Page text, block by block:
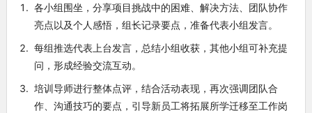
各小组围坐，分享项目挑战中的困难、解决方法、团队协作
亮点以及个人感悟，组长记录要点，准备代表小组发言。
每组推选代表上台发言，总结小组收获，其他小组可补充提
问，形成经验交流互动。
培训导师进行整体点评，结合活动表现，再次强调团队合
作、沟通技巧的要点，引导新员工将拓展所学迁移至工作岗